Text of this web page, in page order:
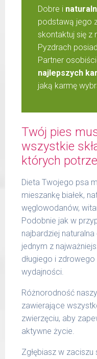
Dobre i
podstawą jego
skontaktuj się z
Pyzdrach
Partner
najlepszych
jaką karmę
Twój pies
wszystkie
których
Dieta Twojego psa
mieszankę białek,
węglowodanów,
Podobnie jak w
najbardziej
jednym z
długiego i
wydajności.
Różnorodność
zawierające
zwierzęciu, aby
aktywne życie.
Zgłębiasz w